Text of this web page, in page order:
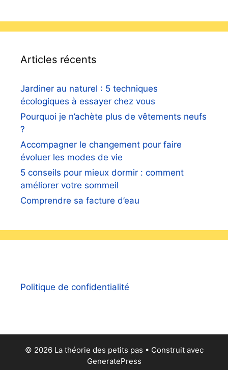
Articles récents
Jardiner au naturel : 5 techniques
écologiques à essayer chez vous
Pourquoi je n’achète plus de vêtements neufs
?
Accompagner le changement pour faire
évoluer les modes de vie
5 conseils pour mieux dormir : comment
améliorer votre sommeil
Comprendre sa facture d’eau
Politique de confidentialité
© 2026 La théorie des petits pas • Construit avec
GeneratePress